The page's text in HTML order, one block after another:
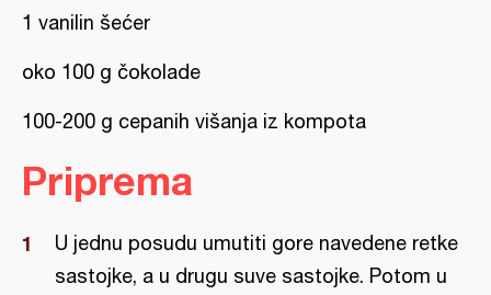
1 vanilin šećer
oko 100 g čokolade
100-200 g cepanih višanja iz kompota
Priprema
U jednu posudu umutiti gore navedene retke
sastojke, a u drugu suve sastojke. Potom u